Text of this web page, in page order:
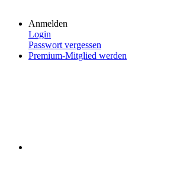
Anmelden
Login
Passwort vergessen
Premium-Mitglied werden